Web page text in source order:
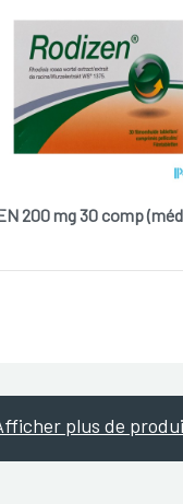
200 mg 30 comp
plus de